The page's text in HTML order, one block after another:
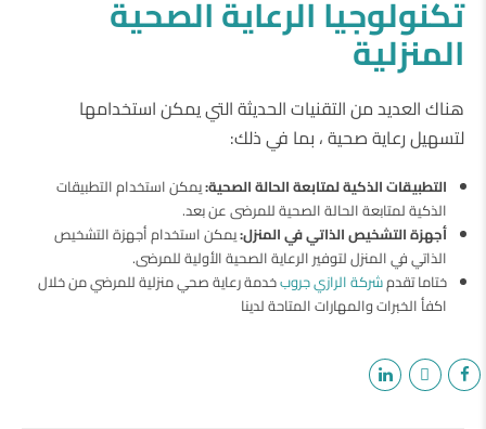
تكنولوجيا الرعاية الصحية
المنزلية
هناك العديد من التقنيات الحديثة التي يمكن استخدامها
لتسهيل رعاية صحية ، بما في ذلك:
التطبيقات الذكية لمتابعة الحالة الصحية:يمكن استخدام التطبيقات
الذكية لمتابعة الحالة الصحية للمرضى عن بعد.
أجهزة التشخيص الذاتي في المنزل:يمكن استخدام أجهزة التشخيص
الذاتي في المنزل لتوفير الرعاية الصحية الأولية للمرضى.
ختاما تقدمشركة الرازي جروبخدمة رعاية صحي منزلية للمرضي من خلال
اكفأ الخبرات والمهارات المتاحة لدينا